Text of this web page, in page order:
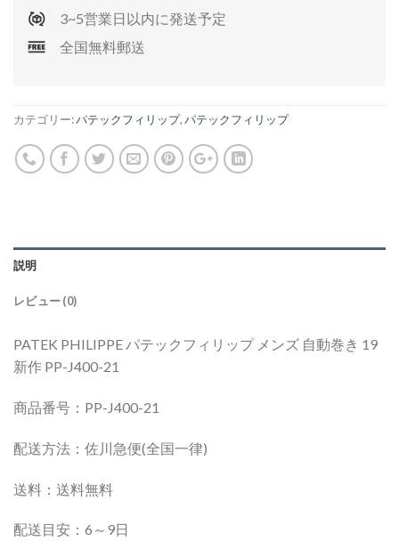
3~5営業日以内に発送予定
全国無料郵送
カテゴリー:パテックフィリップ,パテックフィリップ
説明
レビュー (0)
PATEK PHILIPPE パテックフィリップ メンズ 自動巻き 19
新作 PP-J400-21
商品番号：PP-J400-21
配送方法：佐川急便(全国一律)
送料：送料無料
配送目安：6～9日